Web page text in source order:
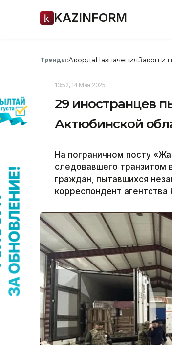
KAZINFORM
Тренды:АкордаНазначенияЗакон и
13:52, 14 Мая 2025
29 иностранцев
Актюбинской
На пограничном посту
следовавшего транзитом
граждан, пытавшихся
корреспондент агентства